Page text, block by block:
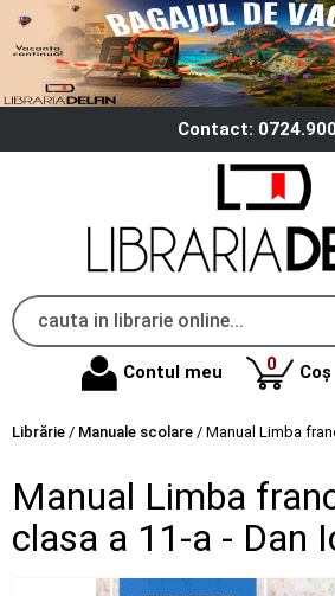
Contact:
Contul meu 0produse
Coș
Librărie / Manuale scolare / Manual Limba
Manual Limba
clasa a 11-a - Dan